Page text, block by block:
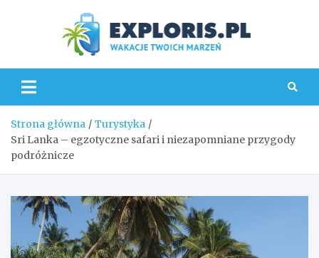
Strona główna
Turystyka
Sri Lanka – egzotyczne safari i niezapomniane przygody
podróżnicze